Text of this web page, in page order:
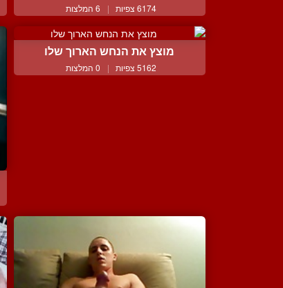
6174 צפיות | 6 המלצות
מוצץ את הנחש הארוך שלו
5162 צפיות | 0 המלצות